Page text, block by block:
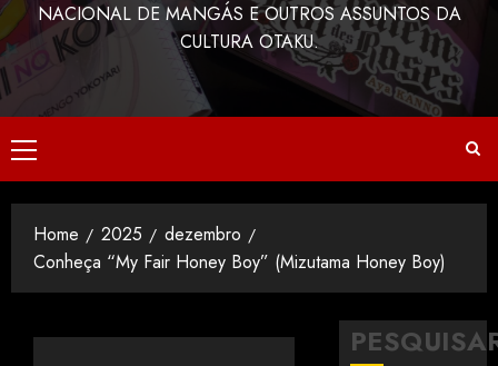
NACIONAL DE MANGÁS E OUTROS ASSUNTOS DA
CULTURA OTAKU.
Home 2025
dezembro
Conheça “My Fair Honey Boy” (Mizutama Honey Boy)